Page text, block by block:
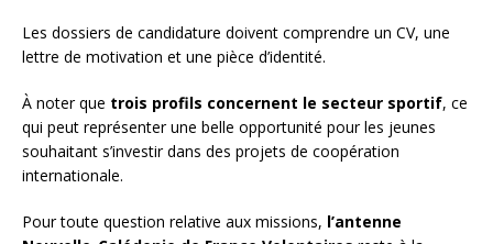
Les dossiers de candidature doivent comprendre un CV, une
lettre de motivation et une pièce d’identité.
À noter que trois profils concernent le secteur sportif, ce
qui peut représenter une belle opportunité pour les jeunes
souhaitant s’investir dans des projets de coopération
internationale.
Pour toute question relative aux missions, l’antenne